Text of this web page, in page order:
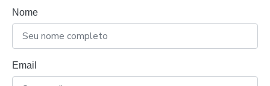
Nome
Email